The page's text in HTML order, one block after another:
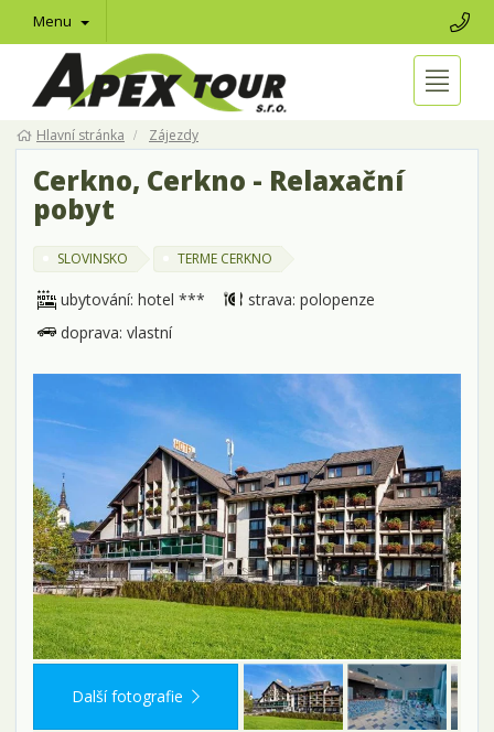
Menu
Hlavní stránka Zájezdy
Cerkno, Cerkno - Relaxační
pobyt
SLOVINSKO TERME CERKNO
ubytování: hotel ***
strava: polopenze
doprava: vlastní
Další fotografie